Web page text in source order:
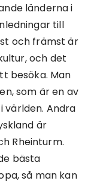
länderna i
till
och främst är
och det
besöka. Man
som är en av
världen. Andra
är
Rheinturm.
bästa
så man kan